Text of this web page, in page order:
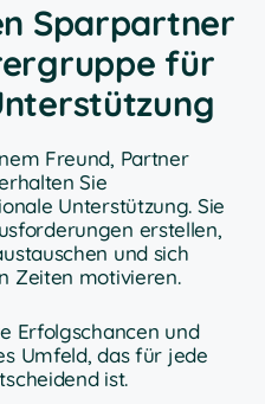
Sparpartner
für
Freund, Partner
Sie
Unterstützung. Sie
erstellen,
und sich
Zeiten motivieren.
Erfolgschancen und
Umfeld, das für jede
ist.